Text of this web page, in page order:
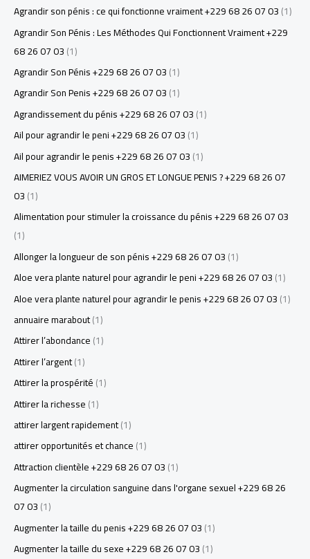
Agrandir son pénis : ce qui fonctionne vraiment +229 68 26 07 03(1)
Agrandir Son Pénis : Les Méthodes Qui Fonctionnent Vraiment +229
68 26 07 03(1)
Agrandir Son Pénis +229 68 26 07 03(1)
Agrandir Son Penis +229 68 26 07 03(1)
Agrandissement du pénis +229 68 26 07 03(1)
Ail pour agrandir le peni +229 68 26 07 03(1)
Ail pour agrandir le penis +229 68 26 07 03(1)
AIMERIEZ VOUS AVOIR UN GROS ET LONGUE PENIS ? +229 68 26 07
03(1)
Alimentation pour stimuler la croissance du pénis +229 68 26 07 03
(1)
Allonger la longueur de son pénis +229 68 26 07 03(1)
Aloe vera plante naturel pour agrandir le peni +229 68 26 07 03(1)
Aloe vera plante naturel pour agrandir le penis +229 68 26 07 03(1)
annuaire marabout(1)
Attirer l’abondance(1)
Attirer l’argent(1)
Attirer la prospérité(1)
Attirer la richesse(1)
attirer largent rapidement(1)
attirer opportunités et chance(1)
Attraction clientèle +229 68 26 07 03(1)
Augmenter la circulation sanguine dans l'organe sexuel +229 68 26
07 03(1)
Augmenter la taille du penis +229 68 26 07 03(1)
Augmenter la taille du sexe +229 68 26 07 03(1)